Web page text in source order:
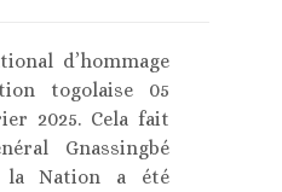
d’hommage
togolaise 05
2025. Cela fait
Gnassingbé
la Nation a été